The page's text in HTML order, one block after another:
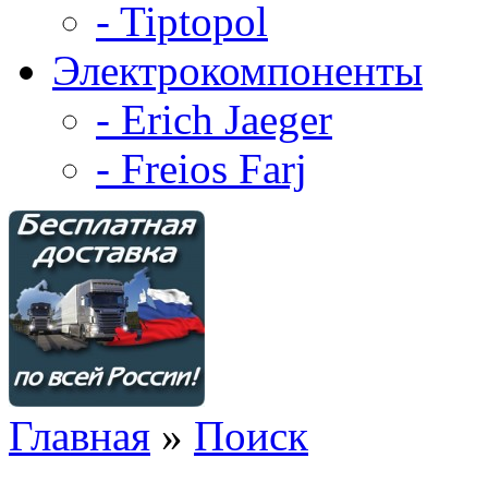
- Tiptopol
Электрокомпоненты
- Erich Jaeger
- Freios Farj
Главная » Поиск